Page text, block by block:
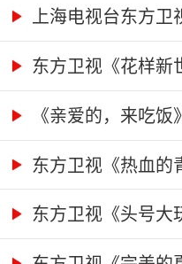
视...上海电视台东方卫
告...东方卫视《花样新
作...《亲爱的，来吃
东方卫视《热血的
东方卫视《头号大